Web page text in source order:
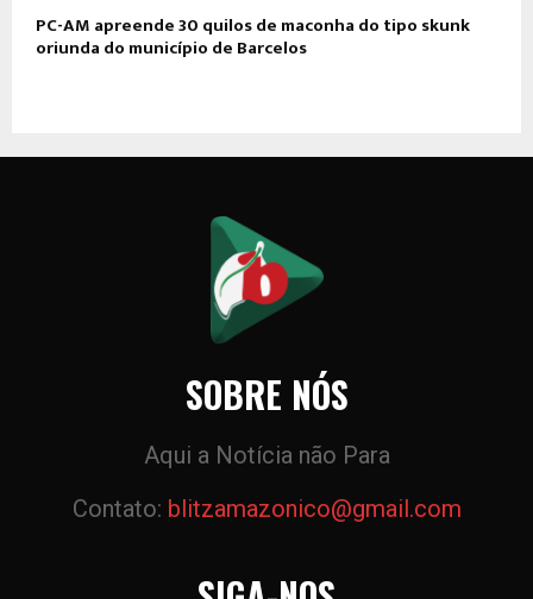
PC-AM apreende 30 quilos de maconha do tipo skunk
oriunda do município de Barcelos
SOBRE NÓS
Aqui a Notícia não Para
Contato: blitzamazonico@gmail.com